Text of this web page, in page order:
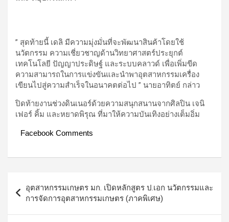
” สุดท้ายนี้ เดลิ มีความมุ่งมั่นที่จะพัฒนาสินค้าโดยใช้
นวัตกรรม ความเชี่ยวชาญด้านวิทยาศาสตร์ประยุกต์
เทคโนโลยี ปัญญาประดิษฐ์ และระบบคลาวด์ เพื่อเพิ่มขีด
ความสามารถในการแข่งขันและนำพาอุตสาหกรรมเครื่อง
เขียนไปสู่ความสำเร็จในอนาคตต่อไป ” นายอาทิตย์ กล่าว
ปิดท้ายงานช่วงดินเนอร์ด้วยความสนุกสนานจากศิลปิน เจนิ
เฟอร์ คิ้ม และหยาดพิรุณ ที่มาให้ความบันเทิงอย่างเต็มอิ่ม
Facebook Comments
navigation
อุตสาหกรรมเกษตร มก. เปิดหลักสูตร ป.เอก นวัตกรรมและ
การจัดการอุตสาหกรรมเกษตร (ภาคพิเศษ)